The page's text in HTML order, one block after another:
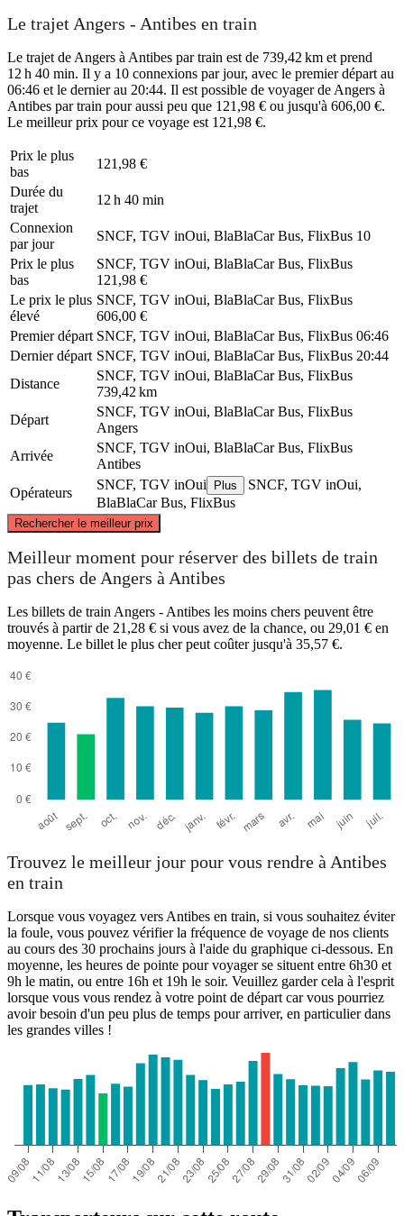
Le trajet Angers - Antibes en train
Le trajet de Angers à Antibes par train est de 739,42 km et prend
12 h 40 min. Il y a 10 connexions par jour, avec le premier départ au
06:46 et le dernier au 20:44. Il est possible de voyager de Angers à
Antibes par train pour aussi peu que 121,98 € ou jusqu'à 606,00 €.
Le meilleur prix pour ce voyage est 121,98 €.
Prix ​​le plus
bas
121,98 €
Durée du
trajet
12 h 40 min
Connexion
par jour
SNCF, TGV inOui, BlaBlaCar Bus, FlixBus 10
Prix ​​le plus
bas
SNCF, TGV inOui, BlaBlaCar Bus, FlixBus
121,98 €
Le prix le plus
élevé
SNCF, TGV inOui, BlaBlaCar Bus, FlixBus
606,00 €
Premier départ SNCF, TGV inOui, BlaBlaCar Bus, FlixBus 06:46
Dernier départ SNCF, TGV inOui, BlaBlaCar Bus, FlixBus 20:44
Distance
SNCF, TGV inOui, BlaBlaCar Bus, FlixBus
739,42 km
Départ
SNCF, TGV inOui, BlaBlaCar Bus, FlixBus
Angers
Arrivée
SNCF, TGV inOui, BlaBlaCar Bus, FlixBus
Antibes
Opérateurs
SNCF, TGV inOui Plus
SNCF, TGV inOui,
BlaBlaCar Bus, FlixBus
Rechercher le meilleur prix
©CARTO
Meilleur moment pour réserver des billets de train
pas chers de Angers à Antibes
Les billets de train Angers - Antibes les moins chers peuvent être
trouvés à partir de 21,28 € si vous avez de la chance, ou 29,01 € en
moyenne. Le billet le plus cher peut coûter jusqu'à 35,57 €.
Trouvez le meilleur jour pour vous rendre à Antibes
en train
Lorsque vous voyagez vers Antibes en train, si vous souhaitez éviter
la foule, vous pouvez vérifier la fréquence de voyage de nos clients
au cours des 30 prochains jours à l'aide du graphique ci-dessous. En
moyenne, les heures de pointe pour voyager se situent entre 6h30 et
9h le matin, ou entre 16h et 19h le soir. Veuillez garder cela à l'esprit
lorsque vous vous rendez à votre point de départ car vous pourriez
avoir besoin d'un peu plus de temps pour arriver, en particulier dans
les grandes villes !